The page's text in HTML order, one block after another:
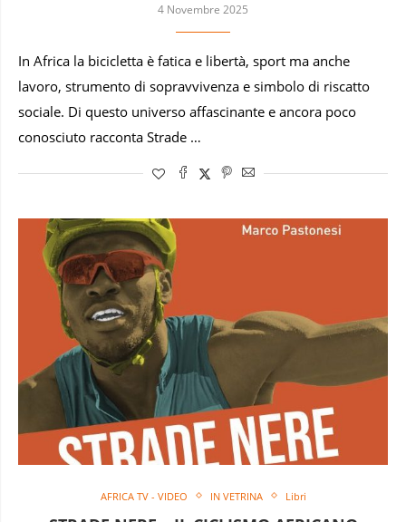
4 Novembre 2025
In Africa la bicicletta è fatica e libertà, sport ma anche
lavoro, strumento di sopravvivenza e simbolo di riscatto
sociale. Di questo universo affascinante e ancora poco
conosciuto racconta Strade …
AFRICA TV - VIDEO IN VETRINA Libri